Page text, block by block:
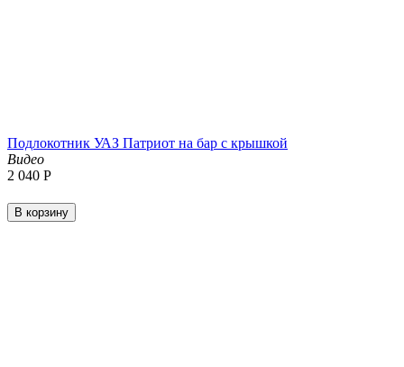
Подлокотник УАЗ Патриот на бар с крышкой
Видео
2 040 Р
В корзину